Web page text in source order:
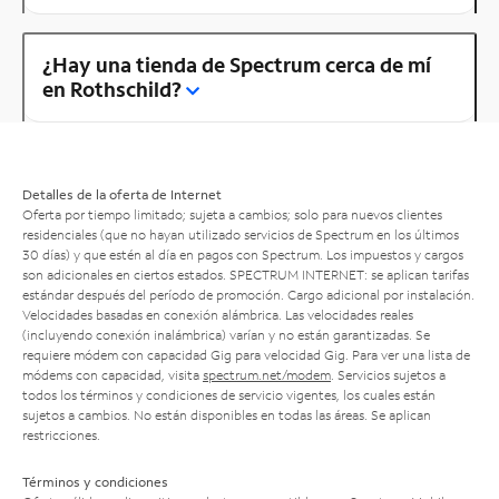
¿Hay una tienda de Spectrum cerca de mí
en Rothschild?
Detalles de la oferta de Internet
Oferta por tiempo limitado; sujeta a cambios; solo para nuevos clientes
residenciales (que no hayan utilizado servicios de Spectrum en los últimos
30 días) y que estén al día en pagos con Spectrum. Los impuestos y cargos
son adicionales en ciertos estados. SPECTRUM INTERNET: se aplican tarifas
estándar después del período de promoción. Cargo adicional por instalación.
Velocidades basadas en conexión alámbrica. Las velocidades reales
(incluyendo conexión inalámbrica) varían y no están garantizadas. Se
requiere módem con capacidad Gig para velocidad Gig. Para ver una lista de
módems con capacidad, visita spectrum.net/modem . Servicios sujetos a
todos los términos y condiciones de servicio vigentes, los cuales están
sujetos a cambios. No están disponibles en todas las áreas. Se aplican
restricciones.
Términos y condiciones